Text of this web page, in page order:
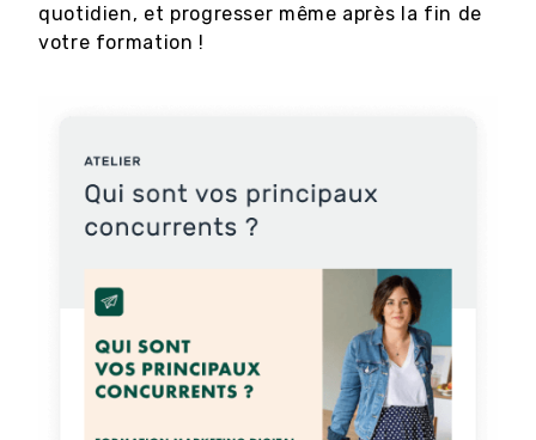
quotidien, et progresser même après la fin de
votre formation !